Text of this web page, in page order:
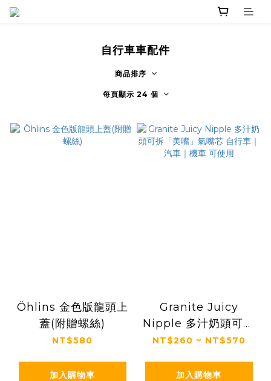
自行車車配件
商品排序
每頁顯示 24 個
Öhlins 金色版龍頭上
蓋(附贈螺絲)
NT$580
加入購物車
Granite Juicy
Nipple 多汁奶頭可拆
「美嘴」氣嘴芯 自行
用
NT$260 ~ NT$570
加入購物車